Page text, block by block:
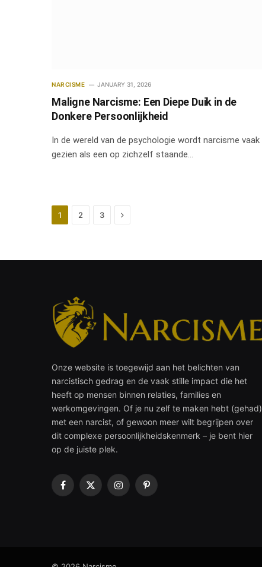
NARCISME JANUARY 31, 2026
Maligne Narcisme: Een Diepe Duik in de
Donkere Persoonlijkheid
In de wereld van de psychologie wordt narcisme vaak
gezien als een op zichzelf staande…
1 2 3 Next
Onze website is toegewijd aan het belichten van
narcistisch gedrag en de vaak stille impact die het
heeft op mensen binnen relaties, families en
werkomgevingen. Of je nu zelf te maken hebt (gehad)
met een narcist, of gewoon meer wilt begrijpen over
dit complexe persoonlijkheidskenmerk – je bent hier
op de juiste plek.
Facebook
X
InstagramPinterest